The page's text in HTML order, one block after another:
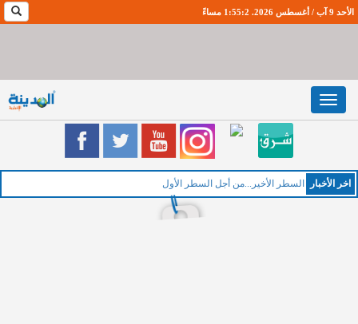
الأحد 9 آب / أغسطس 2026. 1:55:2 مساءً
Toggle
navigation
اخر اﻷخبار الخميس